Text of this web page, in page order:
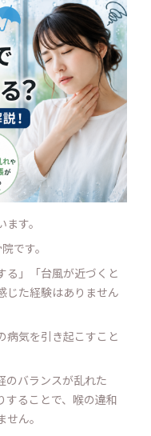
す。
です。
る」「台風が近づくと
じた経験はありません
病気を引き起こすこと
のバランスが乱れた
することで、喉の違和
ん。